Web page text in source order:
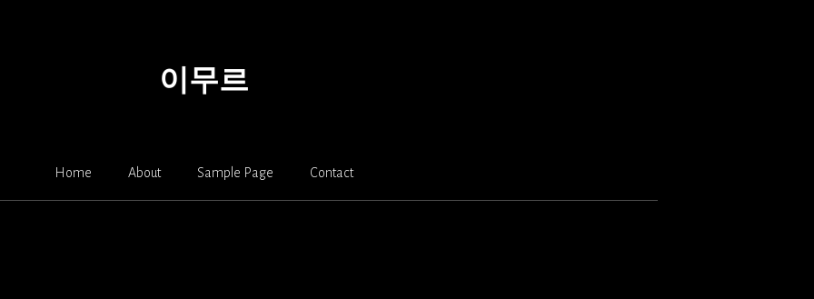
이무르
Home About Sample Page Contact